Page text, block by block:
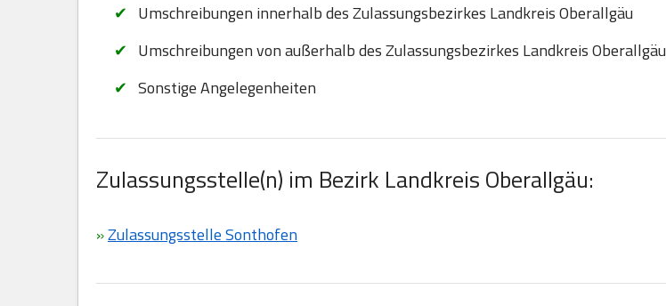
Umschreibungen innerhalb des Zulassungsbezirkes Landkreis Oberallgäu
Umschreibungen von außerhalb des Zulassungsbezirkes Landkreis Oberallgäu
Sonstige Angelegenheiten
Zulassungsstelle(n) im Bezirk Landkreis Oberallgäu:
»Zulassungsstelle Sonthofen